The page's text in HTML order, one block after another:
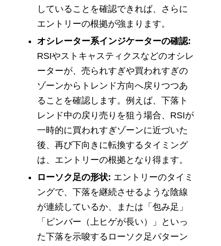
していることを確認できれば、さらに
エントリーの根拠が強まります。
オシレーター系インジケーターの確認:
RSIやストキャスティクスなどのオシレ
ーターが、売られすぎや買われすぎの
ゾーンからトレンド方向へ戻りつつあ
ることを確認します。例えば、下落ト
レンド中の戻り売りを狙う場合、RSIが
一時的に買われすぎゾーンに近づいた
後、再び下向きに転換するタイミング
は、エントリーの根拠となり得ます。
ローソク足の形状: エントリーのタイミ
ングで、下落を継続させるような陰線
が連続しているか、または「包み足」
「ピンバー（上ヒゲが長い）」といっ
た下落を示唆するローソク足パターン